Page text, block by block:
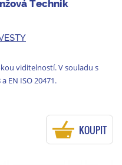
Technik
viditelností. V souladu s
EN ISO 20471.
KOUPIT